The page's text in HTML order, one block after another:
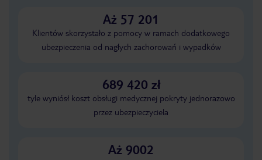
Aż 57 201
Klientów skorzystało z pomocy w ramach dodatkowego
ubezpieczenia od nagłych zachorowań i wypadków
689 420 zł
tyle wyniósł koszt obsługi medycznej pokryty jednorazowo
przez ubezpieczyciela
Aż 9002